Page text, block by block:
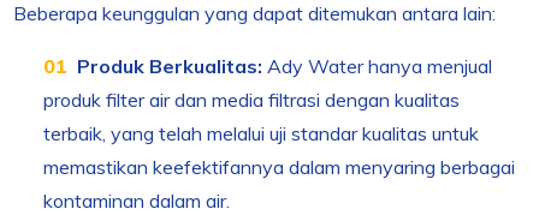
Beberapa keunggulan yang dapat ditemukan antara lain:
Produk Berkualitas: Ady Water hanya menjual
produk filter air dan media filtrasi dengan kualitas
terbaik, yang telah melalui uji standar kualitas untuk
memastikan keefektifannya dalam menyaring berbagai
kontaminan dalam air.